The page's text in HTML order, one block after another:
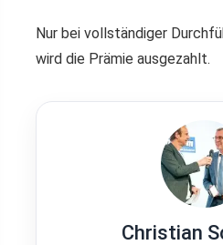
Nur bei vollständiger
wird die Prämie ausgezahlt.
Christian